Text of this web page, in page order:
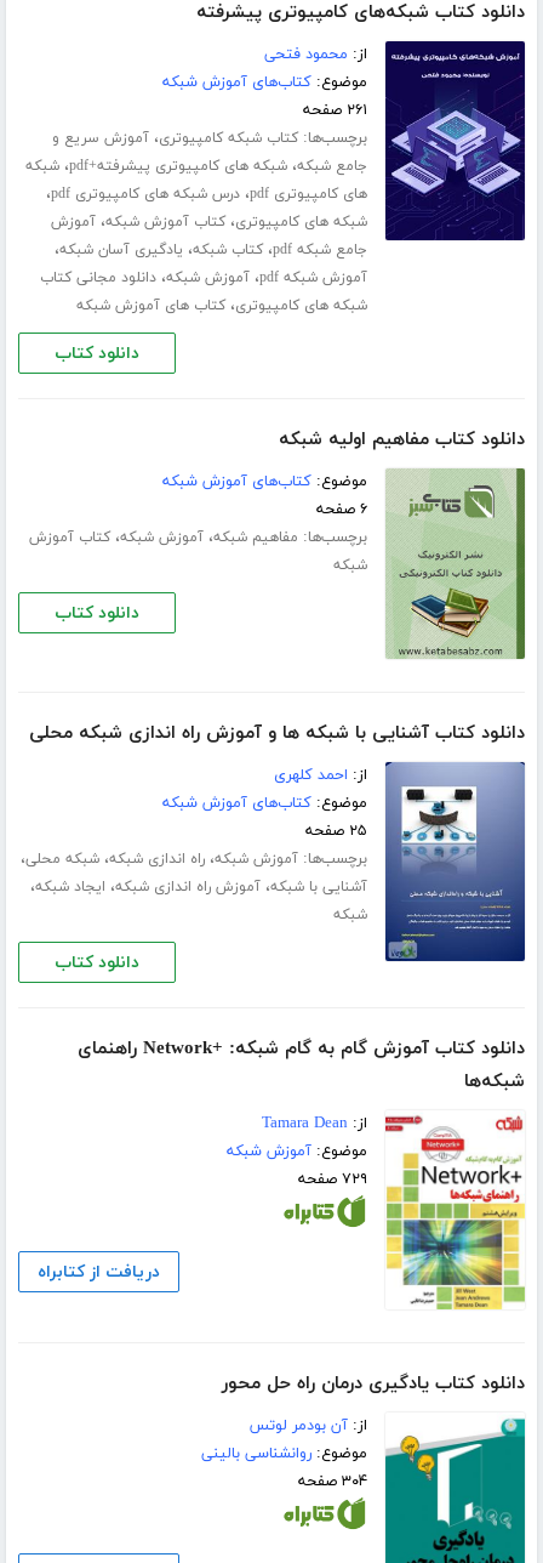
دانلود کتاب شبکه‌های کامپیوتری پیشرفته
از: محمود فتحی
موضوع:کتاب‌های آموزش شبکه
۲۶۱ صفحه
برچسب‌ها:کتاب شبکه کامپیوتری،آموزش سریع و
جامع شبکه،شبکه های کامپیوتری پیشرفته+pdf ،شبکه
های کامپیوتری pdf
،درس شبکه های کامپیوتری pdf ،
شبکه های کامپیوتری،کتاب آموزش شبکه،آموزش
جامع شبکه pdf
،کتاب شبکه، یادگیری آسان شبکه،
آموزش شبکه pdf ،آموزش شبکه،دانلود مجانی کتاب
شبکه های کامپیوتری،کتاب های آموزش شبکه
دانلود کتاب
دانلود کتاب مفاهیم اولیه شبکه
موضوع:کتاب‌های آموزش شبکه
۶ صفحه
برچسب‌ها: مفاهیم شبکه،آموزش شبکه،کتاب آموزش
شبکه
دانلود کتاب
دانلود کتاب آشنایی با شبکه ها و آموزش راه اندازی شبکه محلی
از: احمد کلهری
موضوع:کتاب‌های آموزش شبکه
۲۵ صفحه
برچسب‌ها:آموزش شبکه،راه اندازی شبکه،شبکه محلی،
آشنایی با شبکه،آموزش راه اندازی شبکه، ایجاد شبکه،
شبکه
دانلود کتاب
دانلود کتاب آموزش گام به گام شبکه: +Network راهنمای
شبکه‌ها
از: Tamara Dean
موضوع:آموزش شبکه
۷۲۹ صفحه
دریافت از کتابراه
دانلود کتاب یادگیری درمان راه حل محور
از:آن بودمر لوتس
موضوع:روانشناسی بالینی
۳۰۴ صفحه